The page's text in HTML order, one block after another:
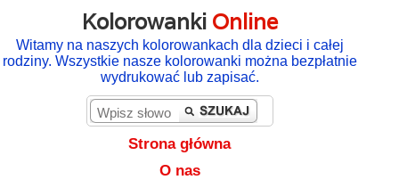
Kolorowanki Online
Witamy na naszych kolorowankach dla dzieci i całej
rodziny. Wszystkie nasze kolorowanki można bezpłatnie
wydrukować lub zapisać.
Strona główna
O nas